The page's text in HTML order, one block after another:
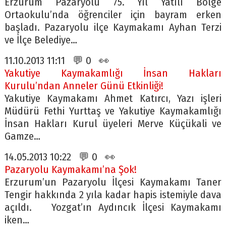
Ortaokulu’nda öğrenciler için bayram erken
başladı. Pazaryolu ilçe Kaymakamı Ayhan Terzi
ve İlçe Belediye…
11.10.2013 11:11 💬 0 👀
Yakutiye Kaymakamlığı İnsan Hakları
Kurulu’ndan Anneler Günü Etkinliği!
Yakutiye Kaymakamı Ahmet Katırcı, Yazı işleri
Müdürü Fethi Yurttaş ve Yakutiye Kaymakamlığı
İnsan Hakları Kurul üyeleri Merve Küçükali ve
Gamze…
14.05.2013 10:22 💬 0 👀
Pazaryolu Kaymakamı’na Şok!
Erzurum’un Pazaryolu İlçesi Kaymakamı Taner
Tengir hakkında 2 yıla kadar hapis istemiyle dava
açıldı. Yozgat’ın Aydıncık İlçesi Kaymakamı
iken…